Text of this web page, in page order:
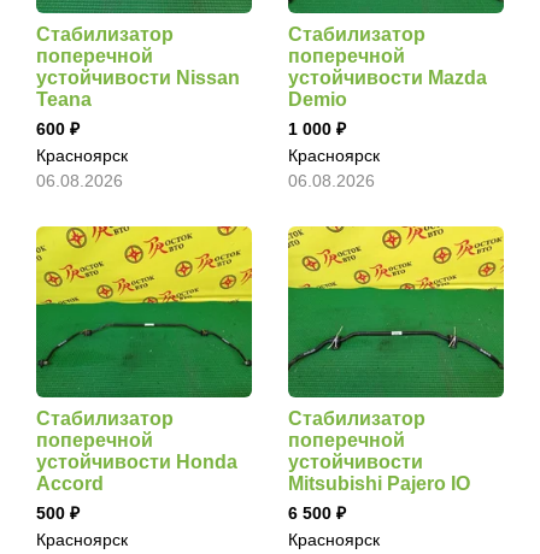
Стабилизатор
поперечной
устойчивости Nissan
Teana
600
Красноярск
06.08.2026
Стабилизатор
поперечной
устойчивости Mazda
Demio
1 000
Красноярск
06.08.2026
Стабилизатор
поперечной
устойчивости Honda
Accord
500
Красноярск
Стабилизатор
поперечной
устойчивости
Mitsubishi Pajero IO
6 500
Красноярск